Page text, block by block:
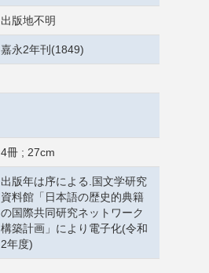
出版地不明
嘉永2年刊(1849)
4冊 ; 27cm
出版年は序による.国文学研究
資料館「日本語の歴史的典籍
の国際共同研究ネットワーク
構築計画」により電子化(令和
2年度)